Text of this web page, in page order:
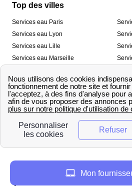
Top des villes
Services eau Paris
Services eau Lyon
Services eau Lille
Services eau Marseille
Services eau Toulon
Nos outils
🛁 Simulateur consommation eau
💧 Comparer les fournisseurs
d’eau
Qui sommes-nous ?
Mon